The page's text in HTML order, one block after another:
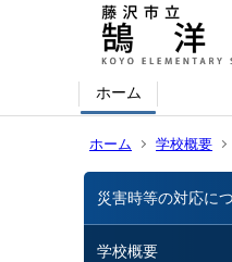
ホーム
ホーム 学校概要
災害時等の対応に
学校概要